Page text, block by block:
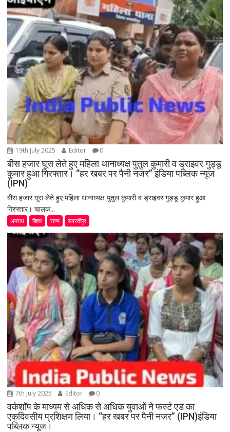
19th July 2025 Editor 0
बीस हजार घूस लेते हुए महिला थानाध्यक्ष पुतुल कुमारी व ड्राइवर गुड्डू
कुमार हुआ गिरफ्तार। “हर खबर पर पैनी नजर” इंडिया पब्लिक न्यूज
(IPN)
बीस हजार घूस लेते हुए महिला थानाध्यक्ष पुतुल कुमारी व ड्राइवर गुड्डू कुमार हुआ
गिरफ्तार। चालक...
अपराध बिहार राज्य समस्तीपुर
7th July 2025 Editor 0
वर्कशॉप के माध्यम से अधिक से अधिक युवाओं ने फर्स्ट एड का
एकदिवसीय प्रशिक्षण लिया। “हर खबर पर पैनी नजर” (IPN)इंडिया
पब्लिक न्यूज।